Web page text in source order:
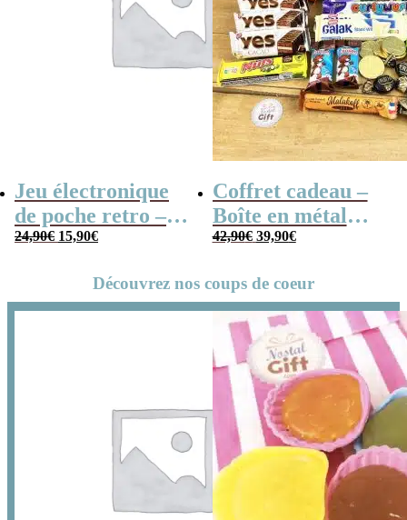
Jeu électronique
de poche retro –
Console vintage
24,90€ Le
24,90€.
15,90€Le
est :
15,90€.
Coffret cadeau –
Boîte en métal
cassette –
années 80 – grand
coffret chocolat
original
42,90€ Le
était :
42,90€.
39,90€Le
est :
39,90€.
Découvrez nos coups de coeur